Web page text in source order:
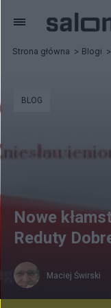
Strona główna Blogi
BLOG
Nowe
Reduty
Maciej Świrski